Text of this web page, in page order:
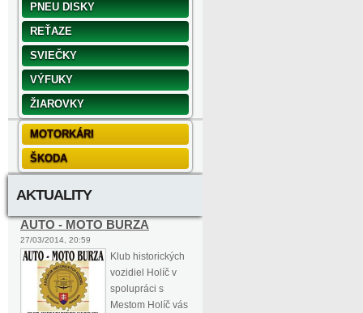
PNEU DISKY
REŤAZE
SVIEČKY
VÝFUKY
ŽIAROVKY
MOTORKÁRI
ŠKODA
AKTUALITY
AUTO - MOTO BURZA
27/03/2014, 20:59
Klub historických
vozidiel Holíč v
spolupráci s
Mestom Holíč vás